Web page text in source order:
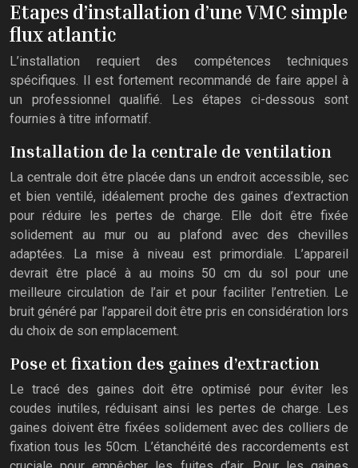
Etapes d’installation d’une VMC simple
flux atlantic
L’installation requiert des compétences techniques
spécifiques. Il est fortement recommandé de faire appel à
un professionnel qualifié. Les étapes ci-dessous sont
fournies à titre informatif.
Installation de la centrale de ventilation
La centrale doit être placée dans un endroit accessible, sec
et bien ventilé, idéalement proche des gaines d’extraction
pour réduire les pertes de charge. Elle doit être fixée
solidement au mur ou au plafond avec des chevilles
adaptées. La mise à niveau est primordiale. L’appareil
devrait être placé à au moins 50 cm du sol pour une
meilleure circulation de l’air et pour faciliter l’entretien. Le
bruit généré par l’appareil doit être pris en considération lors
du choix de son emplacement.
Pose et fixation des gaines d’extraction
Le tracé des gaines doit être optimisé pour éviter les
coudes inutiles, réduisant ainsi les pertes de charge. Les
gaines doivent être fixées solidement avec des colliers de
fixation tous les 50cm. L’étanchéité des raccordements est